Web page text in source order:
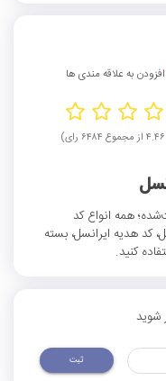
افزودن به علاقه مندی ها
همه انواع کد
کد هدیه ایرانسل، بسته
کنید.
شوید
ثبت